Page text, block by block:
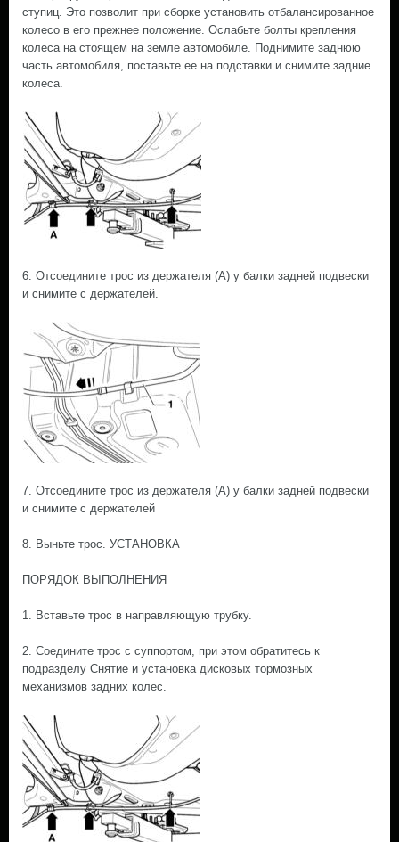
ступиц. Это позволит при сборке установить отбалансированное
колесо в его прежнее положение. Ослабьте болты крепления
колеса на стоящем на земле автомобиле. Поднимите заднюю
часть автомобиля, поставьте ее на подставки и снимите задние
колеса.
6. Отсоедините трос из держателя (А) у балки задней подвески
и снимите с держателей.
7. Отсоедините трос из держателя (А) у балки задней подвески
и снимите с держателей
8. Выньте трос. УСТАНОВКА
ПОРЯДОК ВЫПОЛНЕНИЯ
1. Вставьте трос в направляющую трубку.
2. Соедините трос с суппортом, при этом обратитесь к
подразделу Снятие и установка дисковых тормозных
механизмов задних колес.